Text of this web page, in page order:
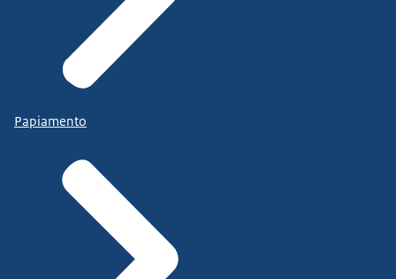
Papiamento